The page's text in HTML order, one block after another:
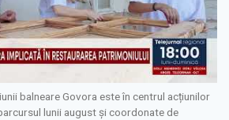
balneare Govora este în centrul acțiunilor
lunii august și coordonate de